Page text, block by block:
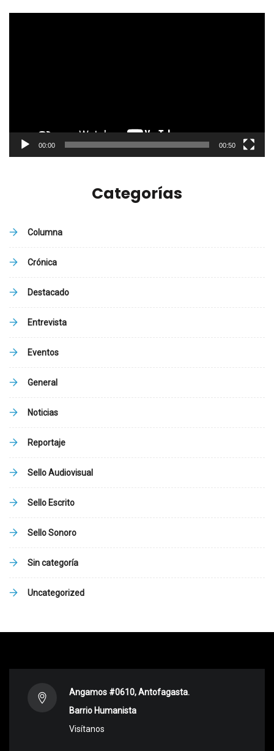
00:00 00:50
Categorías
Columna
Crónica
Destacado
Entrevista
Eventos
General
Noticias
Reportaje
Sello Audiovisual
Sello Escrito
Sello Sonoro
Sin categoría
Uncategorized
Angamos #0610, Antofagasta.
Barrio Humanista
Visítanos